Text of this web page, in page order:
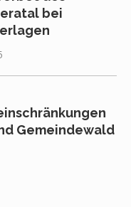
bei
Gemeindewald